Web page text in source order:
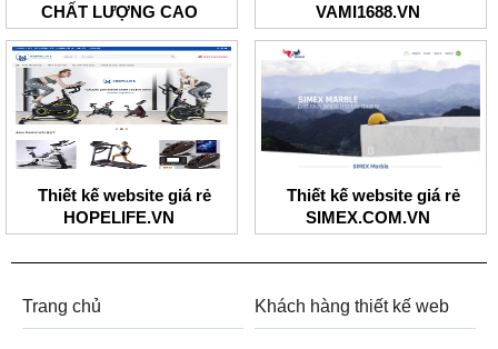
CHẤT LƯỢNG CAO
VAMI1688.VN
Thiết kế website giá rẻ
HOPELIFE.VN
Thiết kế website giá rẻ
SIMEX.COM.VN
Trang chủ Khách hàng thiết kế web